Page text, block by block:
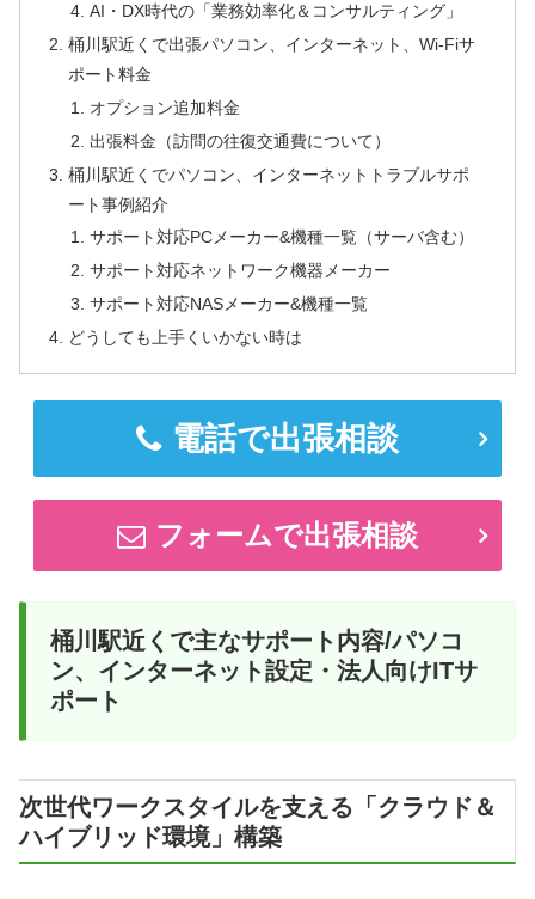
AI・DX時代の「業務効率化＆コンサルティング」
桶川駅近くで出張パソコン、インターネット、Wi-Fiサ
ポート料金
オプション追加料金
出張料金（訪問の往復交通費について）
桶川駅近くでパソコン、インターネットトラブルサポ
ート事例紹介
サポート対応PCメーカー&機種一覧（サーバ含む）
サポート対応ネットワーク機器メーカー
サポート対応NASメーカー&機種一覧
どうしても上手くいかない時は
電話で出張相談
フォームで出張相談
桶川駅近くで主なサポート内容/パソコ
ン、インターネット設定・法人向けITサ
ポート
次世代ワークスタイルを支える「クラウド＆
ハイブリッド環境」構築